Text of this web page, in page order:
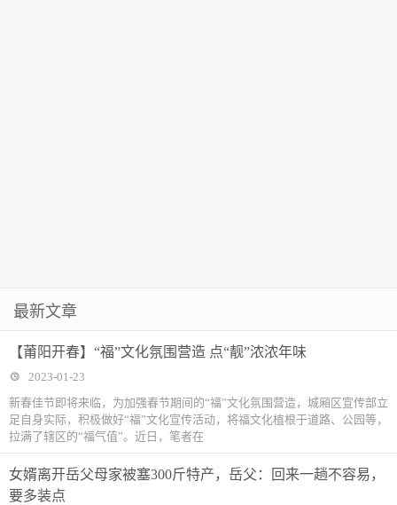
最新文章
【莆阳开春】“福”文化氛围营造 点“靓”浓浓年味
2023-01-23
新春佳节即将来临，为加强春节期间的“福”文化氛围营造，城厢区宣传部立
足自身实际，积极做好“福”文化宣传活动，将福文化植根于道路、公园等，
拉满了辖区的“福气值”。近日，笔者在
女婿离开岳父母家被塞300斤特产，岳父：回来一趟不容易，
要多装点